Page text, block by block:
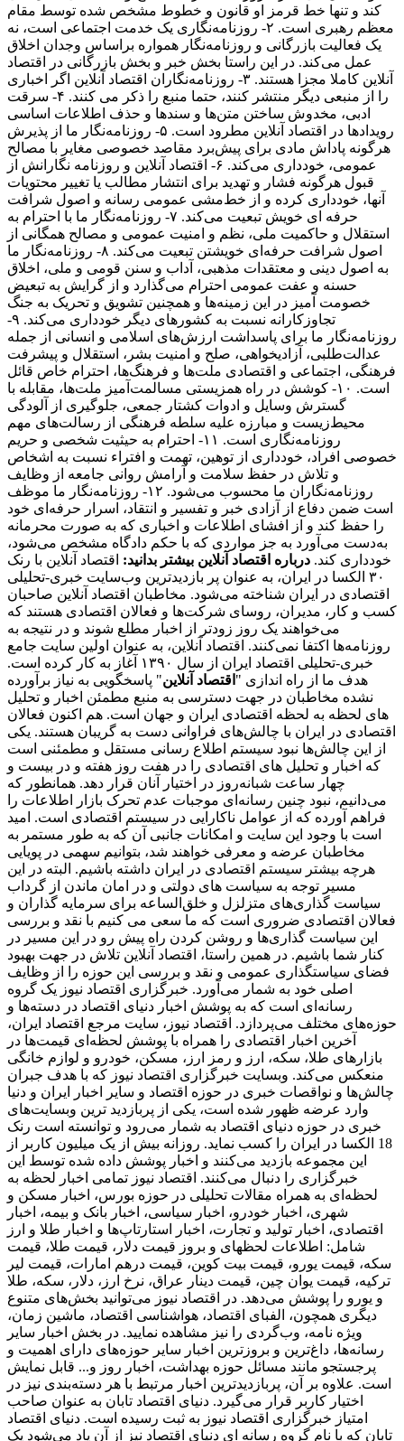
کند و تنها خط قرمز او قانون و خطوط مشخص شده توسط مقام
معظم رهبری است. ۲- روزنامه‌نگاری یک خدمت اجتماعی است، نه
یک فعالیت بازرگانی و روزنامه‌نگار همواره براساس وجدان اخلاق
عمل می‌کند. در این راستا بخش خبر و بخش بازرگانی در اقتصاد
آنلاین کاملا مجزا هستند. ۳- روزنامه‌نگاران اقتصاد آنلاین اگر اخباری
را از منبعی دیگر منتشر کنند، حتما منبع را ذکر می کنند. ۴- سرقت
ادبی، مخدوش ساختن متن‌ها و سندها و حذف اطلاعات اساسی
رویدادها در اقتصاد آنلاین مطرود است. ۵- روزنامه‌نگار ما از پذیرش
هرگونه پاداش مادی برای پیش‌برد مقاصد خصوصی مغایر با مصالح
عمومی، خودداری می‌کند. ۶- اقتصاد آنلاین و روزنامه نگارانش از
قبول هرگونه فشار و تهدید برای انتشار مطالب یا تغییر محتویات
آنها، خودداری کرده و از خط‌مشی عمومی رسانه و اصول شرافت
حرفه ای خویش تبعیت می‌کند. ۷- روزنامه‌نگار ما با احترام به
استقلال و حاکمیت ملی، نظم و امنیت عمومی و مصالح همگانی از
اصول شرافت حرفه‌ای خویشتن تبعیت می‌کند. ۸- روزنامه‌نگار ما
به اصول دینی و معتقدات مذهبی، آداب و سنن قومی و ملی، اخلاق
حسنه و عفت عمومی احترام می‌گذارد و از گرایش به تبعیض
خصومت آمیز در این زمینه‌ها و همچنین تشویق و تحریک به جنگ
تجاوزکارانه نسبت به کشورهای دیگر خودداری می‌کند. ۹-
روزنامه‌نگار ما برای پاسداشت ارزش‌های اسلامی و انسانی از جمله
عدالت‌طلبی، آزادیخواهی، صلح و امنیت بشر، استقلال و پیشرفت
فرهنگی، اجتماعی و اقتصادی ملت‌ها و فرهنگ‌ها، احترام خاص قائل
است. ۱۰- کوشش در راه همزیستی مسالمت‌آمیز ملت‌ها، مقابله با
گسترش وسایل و ادوات کشتار جمعی، جلوگیری از آلودگی
محیط‌زیست و مبارزه علیه سلطه فرهنگی از رسالت‌های مهم
روزنامه‌نگاری است. ۱۱- احترام به حیثیت شخصی و حریم
خصوصی افراد، خودداری از توهین، تهمت و افتراء نسبت به اشخاص
و تلاش در حفظ سلامت و آرامش روانی جامعه از وظایف
روزنامه‌نگاران ما محسوب می‌شود. ۱۲- روزنامه‌نگار ما موظف
است ضمن دفاع از آزادی خبر و تفسیر و انتقاد، اسرار حرفه‌ای خود
را حفظ کند و از افشای اطلاعات و اخباری که به صورت محرمانه
به‌دست می‌آورد به جز مواردی که با حکم دادگاه مشخص می‌شود،
خودداری کند. درباره اقتصاد آنلاین بیشتر بدانید: اقتصاد آنلاین با رنک
۳۰ الکسا در ایران، به عنوان پر بازدیدترین وب‌سایت خبری-تحلیلی
اقتصادی در ایران شناخته می‌شود. مخاطبان اقتصاد آنلاین صاحبان
کسب و کار، مدیران، روسای شرکت‌ها و فعالان اقتصادی هستند که
می‌خواهند یک روز زودتر از اخبار مطلع شوند و در نتیجه به
روزنامه‌ها اکتفا نمی‌کنند. اقتصاد آنلاین، به عنوان اولین سایت جامع
خبری-تحلیلی اقتصاد ایران از سال ۱۳۹۰ آغاز به کار کرده است.
هدف ما از راه اندازی " اقتصاد آنلاین" پاسخگویی به نیاز برآورده
نشده مخاطبان در جهت دسترسی به منبع مطمئن اخبار و تحلیل
های لحظه به لحظه اقتصادی ایران و جهان است. هم اکنون فعالان
اقتصادی در ایران با چالش‌های فراوانی دست به گریبان هستند. یکی
از این چالش‌ها نبود سیستم اطلاع رسانی مستقل و مطمئنی است
که اخبار و تحلیل های اقتصادی را در هفت روز هفته و در بیست و
چهار ساعت شبانه‌روز در اختیار آنان قرار دهد. همانطور که
می‌دانیم، نبود چنین رسانه‌ای موجبات عدم تحرک بازار اطلاعات را
فراهم آورده که از عوامل ناکارایی در سیستم اقتصادی است. امید
است با وجود این سایت و امکانات جانبی آن که به طور مستمر به
مخاطبان عرضه و معرفی خواهند شد، بتوانیم سهمی در پویایی
هرچه بیشتر سیستم اقتصادی در ایران داشته باشیم. البته در این
مسیر توجه به سیاست های دولتی و در امان ماندن از گرداب
سیاست گذاری‌های متزلزل و خلق‌الساعه برای سرمایه گذاران و
فعالان اقتصادی ضروری است که ما سعی می کنیم با نقد و بررسی
این سیاست گذاری‌ها و روشن کردن راه پیش رو در این مسیر در
کنار شما باشیم. در همین راستا، اقتصاد آنلاین تلاش در جهت بهبود
فضای سیاستگذاری عمومی و نقد و بررسی این حوزه را از وظایف
اصلی خود به شمار می‌آورد. خبرگزاری اقتصاد نیوز یک گروه
رسانه‌ای است که به پوشش اخبار دنیای اقتصاد در دسته‌ها و
حوزه‌های مختلف می‌پردازد. اقتصاد نیوز، سایت مرجع اقتصاد ایران،
آخرین اخبار اقتصادی را همراه با پوشش لحظه‌ای قیمت‌ها در
بازارهای طلا، سکه، ارز و رمز ارز، مسکن، خودرو و لوازم خانگی
منعکس می‌کند. وبسایت خبرگزاری اقتصاد نیوز که با هدف جبران
چالش‌ها و نواقصات خبری در حوزه اقتصاد و سایر اخبار ایران و دنیا
وارد عرضه ظهور شده است، یکی از پربازدید ترین وبسایت‌های
خبری در حوزه دنیای اقتصاد به شمار می‌رود و توانسته است رنک
18 الکسا در ایران را کسب نماید. روزانه بیش از یک میلیون کاربر از
این مجموعه بازدید می‌کنند و اخبار پوشش داده شده توسط این
خبرگزاری را دنبال می‌کنند. اقتصاد نیوز تمامی اخبار لحظه به
لحظه‌ای به همراه مقالات تحلیلی در حوزه بورس، اخبار مسکن و
شهری، اخبار خودرو، اخبار سیاسی، اخبار بانک و بیمه، اخبار
اقتصادی، اخبار تولید و تجارت، اخبار استارتاپ‌ها و اخبار طلا و ارز
شامل: اطلاعات لحظهای و بروز قیمت دلار، قیمت طلا، قیمت
سکه، قیمت یورو، قیمت بیت کوین، قیمت درهم امارات، قیمت لیر
ترکیه، قیمت یوان چین، قیمت دینار عراق، نرخ ارز، دلار، سکه، طلا
و یورو را پوشش می‌دهد. در اقتصاد نیوز می‌توانید بخش‌های متنوع
دیگری همچون، الفبای اقتصاد، هواشناسی اقتصاد، ماشین زمان،
ویژه نامه، وب‌گردی را نیز مشاهده نمایید. در بخش اخبار سایر
رسانه‌ها، داغ‌ترین و بروزترین اخبار سایر حوزه‌های دارای اهمیت و
پرجستجو مانند مسائل حوزه بهداشت، اخبار روز و... قابل نمایش
است. علاوه بر آن، پربازدیدترین اخبار مرتبط با هر دسته‌بندی نیز در
اختیار کاربر قرار می‌گیرد. دنیای اقتصاد تابان به عنوان صاحب
امتیاز خبرگزاری اقتصاد نیوز به ثبت رسیده است. دنیای اقتصاد
تابان که با نام گروه رسانه ای دنیای اقتصاد نیز از آن یاد می‌شود یک